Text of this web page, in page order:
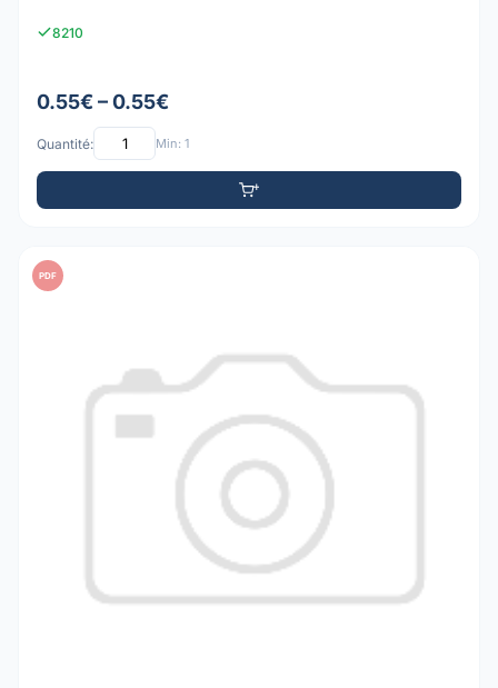
8210
0.55€ – 0.55€
Quantité: Min: 1
PDF